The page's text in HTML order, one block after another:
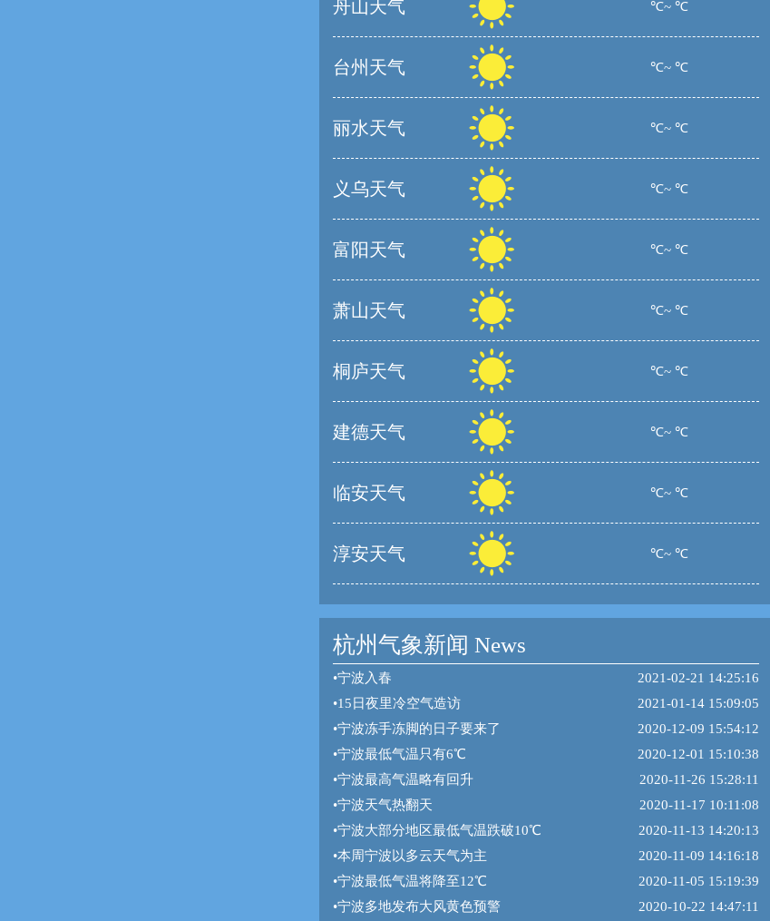
舟山天气 ℃~ ℃
台州天气 ℃~ ℃
丽水天气 ℃~ ℃
义乌天气 ℃~ ℃
富阳天气 ℃~ ℃
萧山天气 ℃~ ℃
桐庐天气 ℃~ ℃
建德天气 ℃~ ℃
临安天气 ℃~ ℃
淳安天气 ℃~ ℃
杭州气象新闻 News
•宁波入春
2021-02-21 14:25:16
•15日夜里冷空气造访
2021-01-14 15:09:05
•宁波冻手冻脚的日子要来了
2020-12-09 15:54:12
•宁波最低气温只有6℃
2020-12-01 15:10:38
•宁波最高气温略有回升
2020-11-26 15:28:11
•宁波天气热翻天
2020-11-17 10:11:08
•宁波大部分地区最低气温跌破10℃
2020-11-13 14:20:13
•本周宁波以多云天气为主
2020-11-09 14:16:18
•宁波最低气温将降至12℃
2020-11-05 15:19:39
•宁波多地发布大风黄色预警 2020-10-22 14:47:11